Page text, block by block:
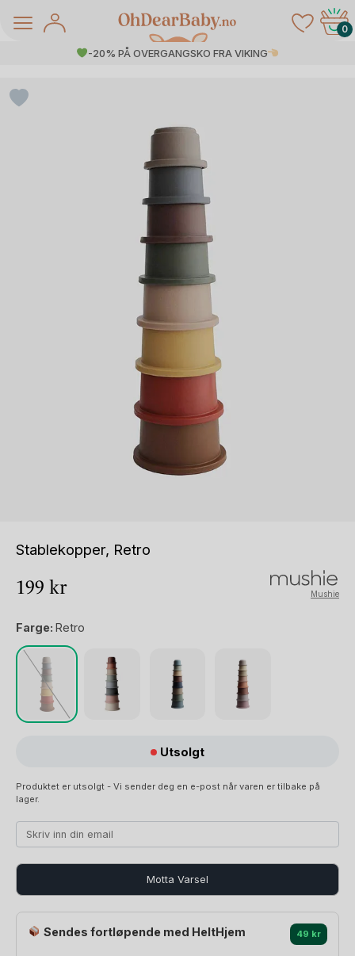
0
-20% PÅ OVERGANGSKO FRA VIKING
Stablekopper, Retro
199 kr Mushie
Farge: Retro
Utsolgt
Produktet er utsolgt - Vi sender deg en e-post når varen er tilbake på
lager.
Motta Varsel
Sendes fortløpende med HeltHjem 49 kr